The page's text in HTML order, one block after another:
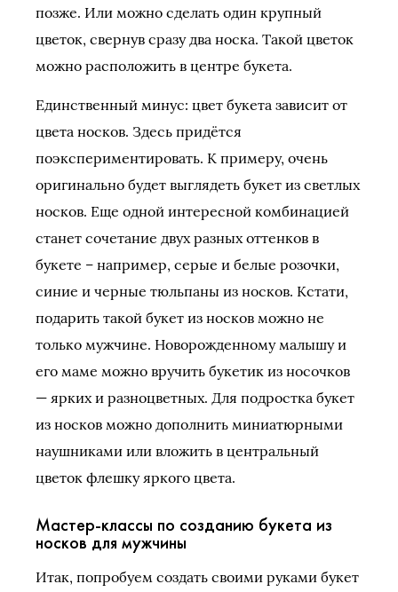
позже. Или можно сделать один крупный
цветок, свернув сразу два носка. Такой цветок
можно расположить в центре букета.
Единственный минус: цвет букета зависит от
цвета носков. Здесь придётся
поэкспериментировать. К примеру, очень
оригинально будет выглядеть букет из светлых
носков. Еще одной интересной комбинацией
станет сочетание двух разных оттенков в
букете – например, серые и белые розочки,
синие и черные тюльпаны из носков. Кстати,
подарить такой букет из носков можно не
только мужчине. Новорожденному малышу и
его маме можно вручить букетик из носочков
— ярких и разноцветных. Для подростка букет
из носков можно дополнить миниатюрными
наушниками или вложить в центральный
цветок флешку яркого цвета.
Мастер-классы по созданию букета из
носков для мужчины
Итак, попробуем создать своими руками букет